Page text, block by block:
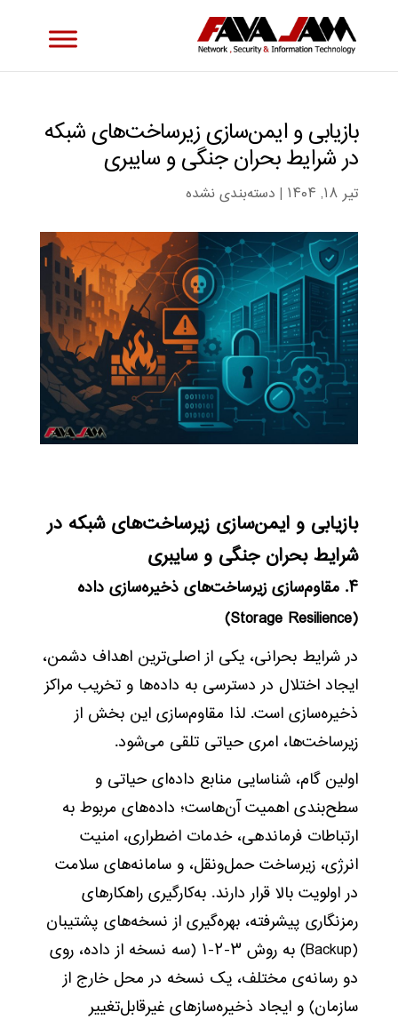
بازیابی و ایمن‌سازی زیرساخت‌های شبکه
در شرایط بحران جنگی و سایبری
تیر ۱۸, ۱۴۰۴ | دسته‌بندی نشده
بازیابی و ایمن‌سازی زیرساخت‌های شبکه در
شرایط بحران جنگی و سایبری
۴. مقاوم‌سازی زیرساخت‌های ذخیره‌سازی داده
(Storage Resilience)
در شرایط بحرانی، یکی از اصلی‌ترین اهداف دشمن،
ایجاد اختلال در دسترسی به داده‌ها و تخریب مراکز
ذخیره‌سازی است. لذا مقاوم‌سازی این بخش از
زیرساخت‌ها، امری حیاتی تلقی می‌شود.
اولین گام، شناسایی منابع داده‌ای حیاتی و
سطح‌بندی اهمیت آن‌هاست؛ داده‌های مربوط به
ارتباطات فرماندهی، خدمات اضطراری، امنیت
انرژی، زیرساخت حمل‌ونقل، و سامانه‌های سلامت
در اولویت بالا قرار دارند. به‌کارگیری راهکارهای
رمزنگاری پیشرفته، بهره‌گیری از نسخه‌های پشتیبان
(Backup) به روش ۳-۲-۱ (سه نسخه از داده، روی
دو رسانه‌ی مختلف، یک نسخه در محل خارج از
سازمان) و ایجاد ذخیره‌سازهای غیرقابل‌تغییر